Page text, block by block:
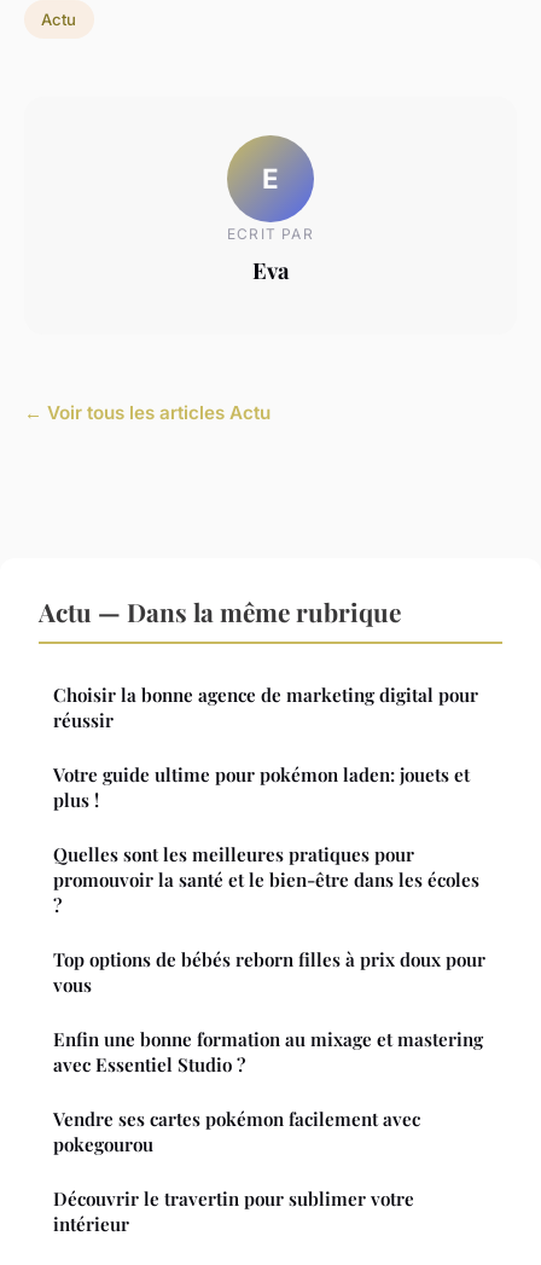
Actu
E
ECRIT PAR
Eva
← Voir tous les articles Actu
Actu — Dans la même rubrique
Choisir la bonne agence de marketing digital pour
réussir
Votre guide ultime pour pokémon laden: jouets et
plus !
Quelles sont les meilleures pratiques pour
promouvoir la santé et le bien-être dans les écoles
?
Top options de bébés reborn filles à prix doux pour
vous
Enfin une bonne formation au mixage et mastering
avec Essentiel Studio ?
Vendre ses cartes pokémon facilement avec
pokegourou
Découvrir le travertin pour sublimer votre
intérieur